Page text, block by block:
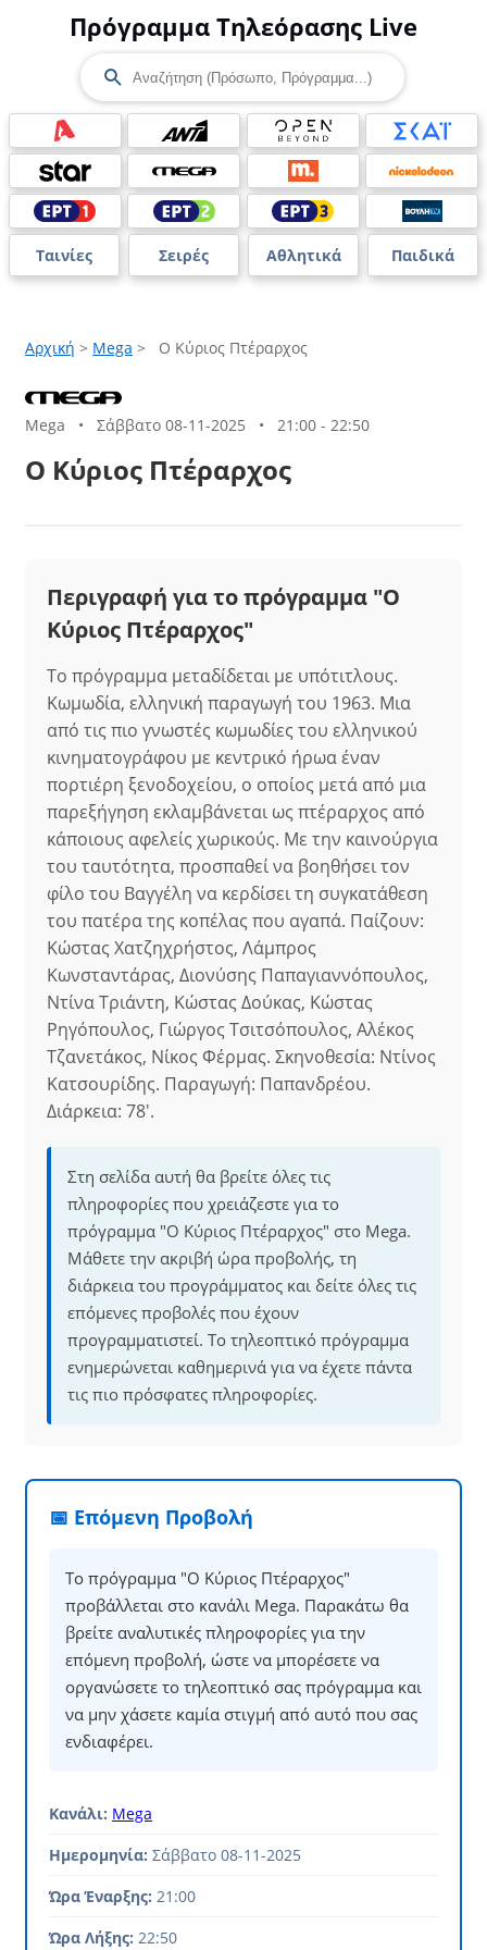
Πρόγραμμα Τηλεόρασης Live
Ταινίες Σειρές Αθλητικά Παιδικά
Αρχική > Mega > Ο Κύριος Πτέραρχος
Mega • Σάββατο 08-11-2025 • 21:00 - 22:50
Ο Κύριος Πτέραρχος
Περιγραφή για το πρόγραμμα "Ο
Κύριος Πτέραρχος"
Το πρόγραμμα μεταδίδεται με υπότιτλους.
Κωμωδία, ελληνική παραγωγή του 1963. Μια
από τις πιο γνωστές κωμωδίες του ελληνικού
κινηματογράφου με κεντρικό ήρωα έναν
πορτιέρη ξενοδοχείου, ο οποίος μετά από μια
παρεξήγηση εκλαμβάνεται ως πτέραρχος από
κάποιους αφελείς χωρικούς. Με την καινούργια
του ταυτότητα, προσπαθεί να βοηθήσει τον
φίλο του Βαγγέλη να κερδίσει τη συγκατάθεση
του πατέρα της κοπέλας που αγαπά. Παίζουν:
Κώστας Χατζηχρήστος, Λάμπρος
Κωνσταντάρας, Διονύσης Παπαγιαννόπουλος,
Ντίνα Τριάντη, Κώστας Δούκας, Κώστας
Ρηγόπουλος, Γιώργος Τσιτσόπουλος, Αλέκος
Τζανετάκος, Νίκος Φέρμας. Σκηνοθεσία: Ντίνος
Κατσουρίδης. Παραγωγή: Παπανδρέου.
Διάρκεια: 78'.
Στη σελίδα αυτή θα βρείτε όλες τις
πληροφορίες που χρειάζεστε για το
πρόγραμμα "Ο Κύριος Πτέραρχος" στο Mega.
Μάθετε την ακριβή ώρα προβολής, τη
διάρκεια του προγράμματος και δείτε όλες τις
επόμενες προβολές που έχουν
προγραμματιστεί. Το τηλεοπτικό πρόγραμμα
ενημερώνεται καθημερινά για να έχετε πάντα
τις πιο πρόσφατες πληροφορίες.
📅 Επόμενη Προβολή
Το πρόγραμμα "Ο Κύριος Πτέραρχος"
προβάλλεται στο κανάλι Mega. Παρακάτω θα
βρείτε αναλυτικές πληροφορίες για την
επόμενη προβολή, ώστε να μπορέσετε να
οργανώσετε το τηλεοπτικό σας πρόγραμμα και
να μην χάσετε καμία στιγμή από αυτό που σας
ενδιαφέρει.
Κανάλι: Mega
Ημερομηνία: Σάββατο 08-11-2025
Ώρα Έναρξης: 21:00
Ώρα Λήξης: 22:50